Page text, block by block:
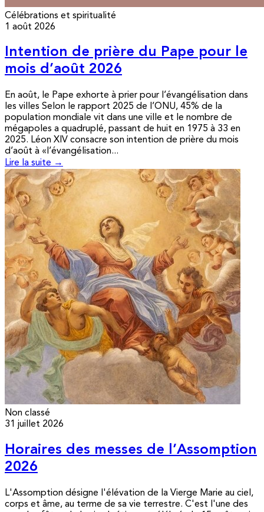
Célébrations et spiritualité
1 août 2026
Intention de prière du Pape pour le
mois d’août 2026
En août, le Pape exhorte à prier pour l’évangélisation dans
les villes Selon le rapport 2025 de l’ONU, 45% de la
population mondiale vit dans une ville et le nombre de
mégapoles a quadruplé, passant de huit en 1975 à 33 en
2025. Léon XIV consacre son intention de prière du mois
d’août à «l’évangélisation...
Lire la suite →
Non classé
31 juillet 2026
Horaires des messes de l’Assomption
2026
L'Assomption désigne l'élévation de la Vierge Marie au ciel,
corps et âme, au terme de sa vie terrestre. C'est l'une des